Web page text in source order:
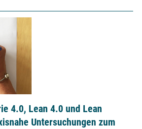
4.0, Lean 4.0 und Lean
Untersuchungen zum